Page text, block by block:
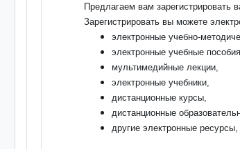
Предлагаем вам
Зарегистрировать вы можете
электронные учебно-
электронные учебные
мультимедийные лекции,
электронные учебники,
дистанционные курсы,
дистанционные
другие электронные